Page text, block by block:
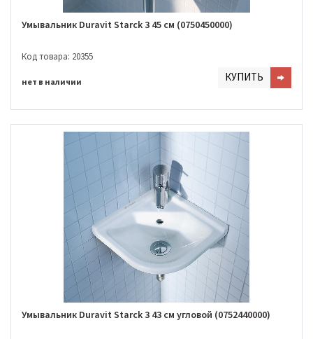
Умывальник Duravit Starck 3 45 см (0750450000)
Код товара: 20355
нет в наличии КУПИТЬ
Умывальник Duravit Starck 3 43 см угловой (0752440000)